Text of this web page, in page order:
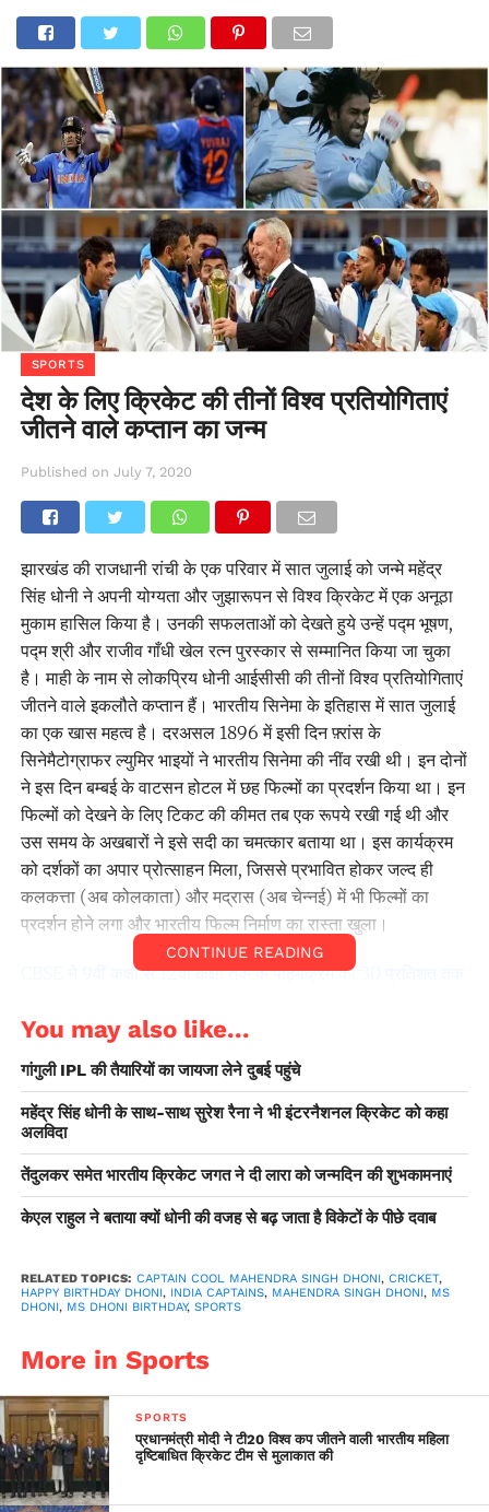
SPORTS
देश के लिए क्रिकेट की तीनों विश्व प्रतियोगिताएं
जीतने वाले कप्तान का जन्म
Published on July 7, 2020
झारखंड की राजधानी रांची के एक परिवार में सात जुलाई को जन्मे महेंद्र
सिंह धोनी ने अपनी योग्यता और जुझारूपन से विश्व क्रिकेट में एक अनूठा
मुकाम हासिल किया है। उनकी सफलताओं को देखते हुये उन्हें पद्म भूषण,
पद्म श्री और राजीव गाँधी खेल रत्न पुरस्कार से सम्मानित किया जा चुका
है। माही के नाम से लोकप्रिय धोनी आईसीसी की तीनों विश्व प्रतियोगिताएं
जीतने वाले इकलौते कप्तान हैं। भारतीय सिनेमा के इतिहास में सात जुलाई
का एक खास महत्व है। दरअसल 1896 में इसी दिन फ़्रांस के
सिनेमैटोग्राफर ल्युमिर भाइयों ने भारतीय सिनेमा की नींव रखी थी। इन दोनों
ने इस दिन बम्बई के वाटसन होटल में छह फिल्मों का प्रदर्शन किया था। इन
फिल्मों को देखने के लिए टिकट की कीमत तब एक रूपये रखी गई थी और
उस समय के अखबारों ने इसे सदी का चमत्कार बताया था। इस कार्यक्रम
को दर्शकों का अपार प्रोत्साहन मिला, जिससे प्रभावित होकर जल्द ही
कलकत्ता (अब कोलकाता) और मद्रास (अब चेन्नई) में भी फिल्मों का
प्रदर्शन होने लगा और भारतीय फिल्म निर्माण का रास्ता खुला।
CBSE ने 9वीं कक्षा से 12वीं कक्षा तक के पाठ्यक्रम को 30 प्रतिशत तक
देश दुनिया के इतिहास में सात जुलाई की तारीख पर दर्ज अन्य प्रमुख
घटनाओं का सिलसिलेवार ब्यौरा इस प्रकार है: 1456: जोन ऑफ आर्क को
उनकी मृत्यु के 25 साल बाद दोषमुक्त करार दिया गया। 1656:सिखों के
आठवें गुरू हर किशन का जन्म। 1758:आधुनिक त्रावणकोर के निर्माता
राजा मार्तंड वर्मा का निधन 1896: भारत में सिनेमा का प्रवेश। मुंबई के
वाटसन होटल में ल्यूमिर बंधुओं ने फिल्मों का पहली बार प्रदर्शन किया।
1912:अमेरिकी खिलाड़ी जिम थोर्पे ने स्टॉकहोम ओलम्पिक में चार स्वर्ण
कॉनन डॉयल का निधन 1948:बहुउद्देश्यीय परियोजना के लिए दामोदर घाटी
आजादी का ऐलान किया। 1985:महज 17 साल की उम्र में बोरिस बेकर ने
विम्बलडन जीता 1981:क्रिकेट के सफलतम खिलाड़ियों में शुमार महेंद्र
सिंह धोनी का जन्म। 1999:परमवीर चक्र विजेता कैप्टन विक्रम बत्रा देश
की रक्षा करते हुये शहीद हो गए।
CONTINUE READING
You may also like...
गांगुली IPL की तैयारियों का जायजा लेने दुबई पहुंचे
महेंद्र सिंह धोनी के साथ-साथ सुरेश रैना ने भी इंटरनैशनल क्रिकेट को कहा
अलविदा
तेंदुलकर समेत भारतीय क्रिकेट जगत ने दी लारा को जन्मदिन की शुभकामनाएं
केएल राहुल ने बताया क्यों धोनी की वजह से बढ़ जाता है विकेटों के पीछे दवाब
RELATED TOPICS: CAPTAIN COOL MAHENDRA SINGH DHONI, CRICKET,
HAPPY BIRTHDAY DHONI, INDIA CAPTAINS, MAHENDRA SINGH DHONI, MS
DHONI, MS DHONI BIRTHDAY, SPORTS
More in Sports
SPORTS
प्रधानमंत्री मोदी ने टी20 विश्व कप जीतने वाली भारतीय महिला
दृष्टिबाधित क्रिकेट टीम से मुलाकात की